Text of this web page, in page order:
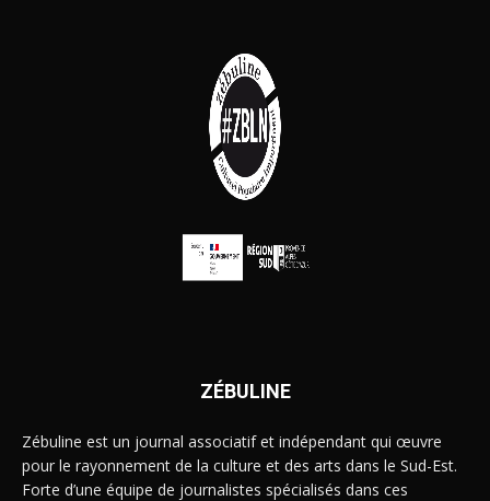
ZÉBULINE
Zébuline est un journal associatif et indépendant qui œuvre
pour le rayonnement de la culture et des arts dans le Sud-Est.
Forte d’une équipe de journalistes spécialisés dans ces